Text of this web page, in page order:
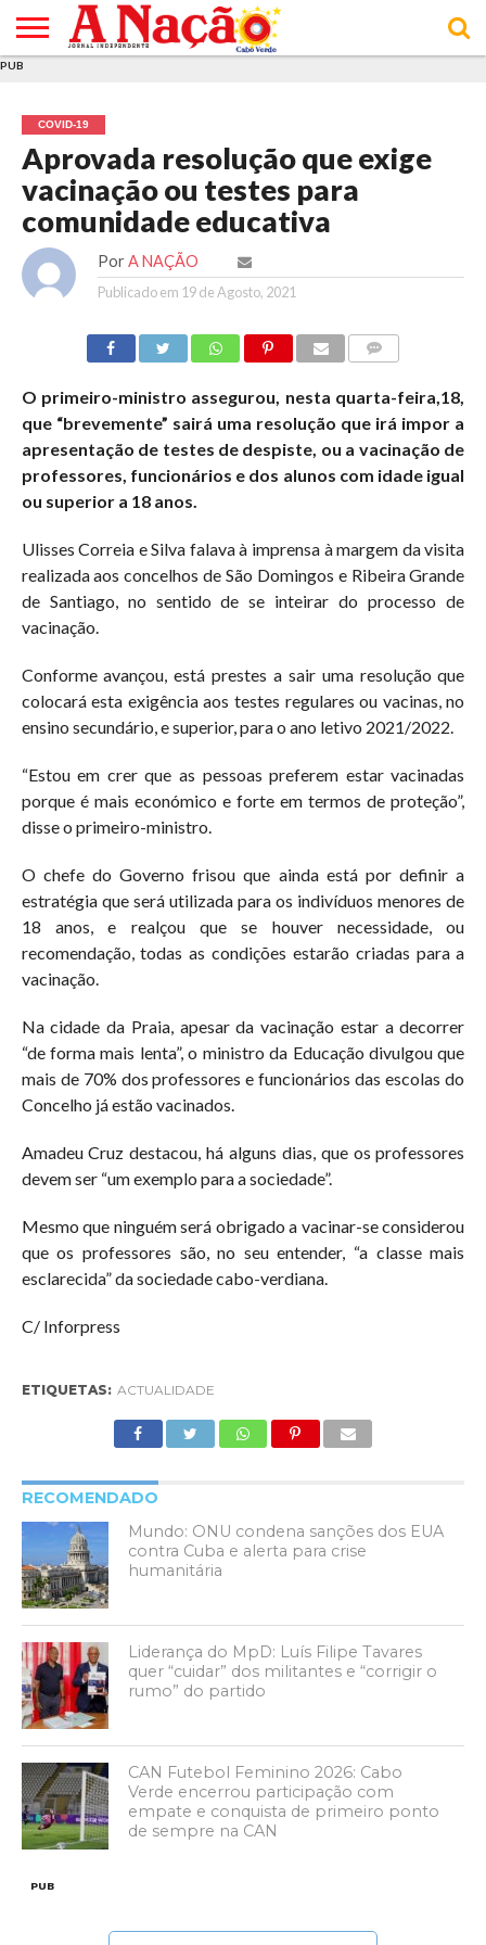
E DE
COOKIES
DE
UTILIZAÇÃO
PUB
COVID-19
Aprovada resolução que exige
vacinação ou testes para
comunidade educativa
Por A NAÇÃO
Publicado em 19 de Agosto, 2021
O primeiro-ministro assegurou, nesta quarta-feira,18,
que “brevemente” sairá uma resolução que irá impor a
apresentação de testes de despiste, ou a vacinação de
professores, funcionários e dos alunos com idade igual
ou superior a 18 anos.
Ulisses Correia e Silva falava à imprensa à margem da visita
realizada aos concelhos de São Domingos e Ribeira Grande
de Santiago, no sentido de se inteirar do processo de
vacinação.
Conforme avançou, está prestes a sair uma resolução que
colocará esta exigência aos testes regulares ou vacinas, no
ensino secundário, e superior, para o ano letivo 2021/2022.
“Estou em crer que as pessoas preferem estar vacinadas
porque é mais económico e forte em termos de proteção”,
disse o primeiro-ministro.
O chefe do Governo frisou que ainda está por definir a
estratégia que será utilizada para os indivíduos menores de
18 anos, e realçou que se houver necessidade, ou
recomendação, todas as condições estarão criadas para a
vacinação.
Na cidade da Praia, apesar da vacinação estar a decorrer
“de forma mais lenta”, o ministro da Educação divulgou que
mais de 70% dos professores e funcionários das escolas do
Concelho já estão vacinados.
Amadeu Cruz destacou, há alguns dias, que os professores
devem ser “um exemplo para a sociedade”.
Mesmo que ninguém será obrigado a vacinar-se considerou
que os professores são, no seu entender, “a classe mais
esclarecida” da sociedade cabo-verdiana.
C/ Inforpress
ETIQUETAS: ACTUALIDADE
RECOMENDADO
Mundo: ONU condena sanções dos EUA
contra Cuba e alerta para crise
humanitária
Liderança do MpD: Luís Filipe Tavares
quer “cuidar” dos militantes e “corrigir o
rumo” do partido
CAN Futebol Feminino 2026: Cabo
Verde encerrou participação com
empate e conquista de primeiro ponto
de sempre na CAN
PUB